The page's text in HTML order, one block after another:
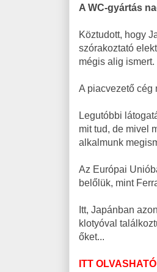
A WC-gyártás
Köztudott, hogy
szórakoztató
mégis alig
A piacvezető cég
Legutóbbi
mit tud, de mivel
alkalmunk
Az Európai
belőlük, mint
Itt, Japánban
klotyóval
őket...
ITT OLVASHATÓ